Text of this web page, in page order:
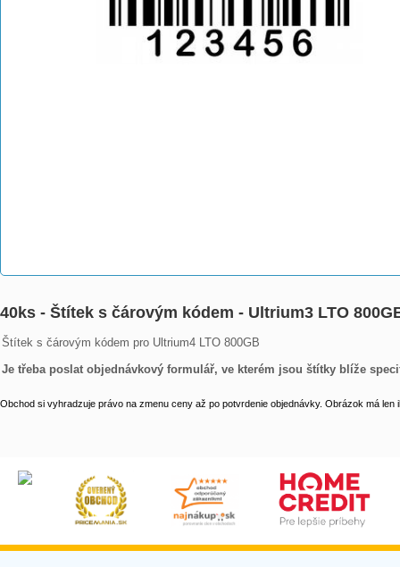
40ks - Štítek s čárovým kódem - Ultrium3 LTO
Štítek s čárovým kódem pro Ultrium4 LTO 800GB
Je třeba poslat objednávkový formulář, ve kterém jsou štítky blíže
Obchod si vyhradzuje právo na zmenu ceny až po potvrdenie objednávky. Obrázok má len